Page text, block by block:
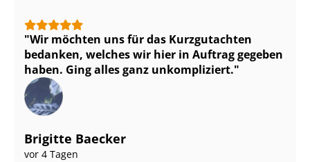
Wir möchten uns für das Kurzgutachten
bedanken, welches wir hier in Auftrag gegeben
haben. Ging alles ganz unkompliziert.
Brigitte Baecker
vor 4 Tagen